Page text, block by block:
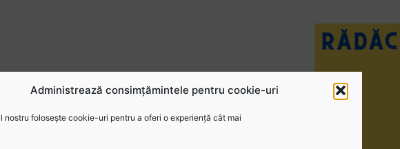
Administrează consimțămintele pentru cookie-uri
nostru folosește cookie-uri pentru a oferi o experiență cât mai